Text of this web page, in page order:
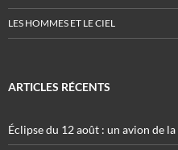
LES HOMMES ET LE CIEL
ARTICLES RÉCENTS
Éclipse du 12 août : un avion de